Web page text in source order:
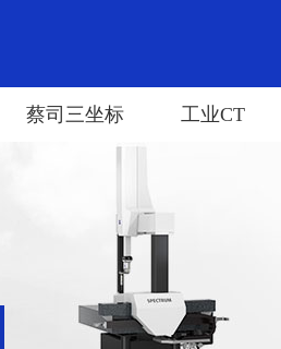
蔡司三坐标 工业CT